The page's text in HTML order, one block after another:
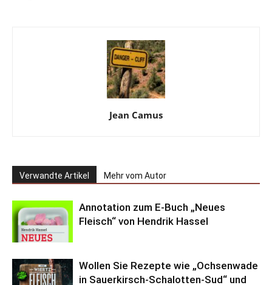
Jean Camus
Verwandte Artikel Mehr vom Autor
Annotation zum E-Buch „Neues
Fleisch“ von Hendrik Hassel
Wollen Sie Rezepte wie „Ochsenwade
in Sauerkirsch-Schalotten-Sud“ und